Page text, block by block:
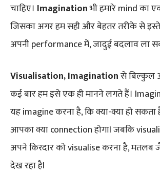
चाहिए। Imaginationभी हमारे mind का
जिसका अगर हम सही और बेहतर तरीके से
अपनी performance में, जादुई बदलाव ला
Visualisation, Imaginationसे बिल्कुल
कई बार हम इसे एक ही मानने लगते हैं।
यह imagine करना है, कि क्या-क्या हो
आपका क्या connection होगाI जबकि
अपने किरदार को visualise करना है, मतलब
देख रहा हैI